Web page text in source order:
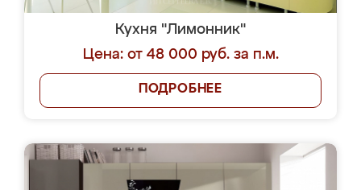
Кухня "Лимонник"
Цена: от 48 000 руб. за п.м.
ПОДРОБНЕЕ